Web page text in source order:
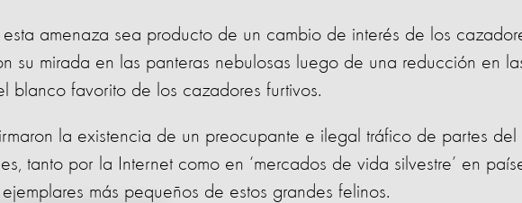
esta amenaza sea producto de un cambio de interés de los
su mirada en las panteras nebulosas luego de una reducción en
blanco favorito de los cazadores furtivos.
la existencia de un preocupante e ilegal tráfico de partes del
tanto por la Internet como en ‘mercados de vida silvestre’ en
más pequeños de estos grandes felinos.